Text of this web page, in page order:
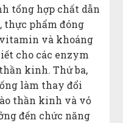
tổng hợp chất dẫn
phẩm đóng
và khoáng
cho các enzym
kinh. Thứ ba,
làm thay đổi
thần kinh và vỏ
đến chức năng